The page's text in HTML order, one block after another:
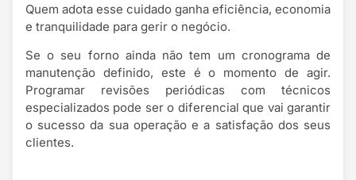
Quem adota esse cuidado ganha eficiência, economia
e tranquilidade para gerir o negócio.
Se o seu forno ainda não tem um cronograma de
manutenção definido, este é o momento de agir.
Programar revisões periódicas com técnicos
especializados pode ser o diferencial que vai garantir
o sucesso da sua operação e a satisfação dos seus
clientes.